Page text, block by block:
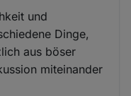
und
Dinge,
aus böser
miteinander